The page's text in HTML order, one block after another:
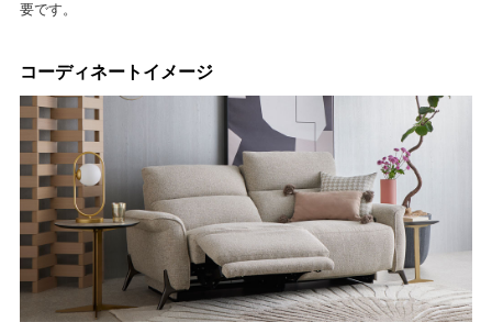
要です。
コーディネートイメージ